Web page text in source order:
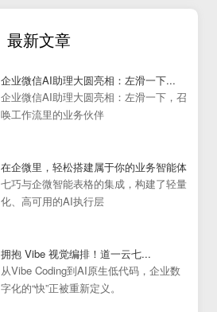
最新文章
企业微信AI助理大圆亮相：左滑一下...
企业微信AI助理大圆亮相：左滑一下，召
唤工作流里的业务伙伴
在企微里，轻松搭建属于你的业务智能体
七巧与企微智能表格的集成，构建了轻量
化、高可用的AI执行层
拥抱 Vibe 视觉编排！道一云七...
从Vibe Coding到AI原生低代码，企业数
字化的“快”正被重新定义。